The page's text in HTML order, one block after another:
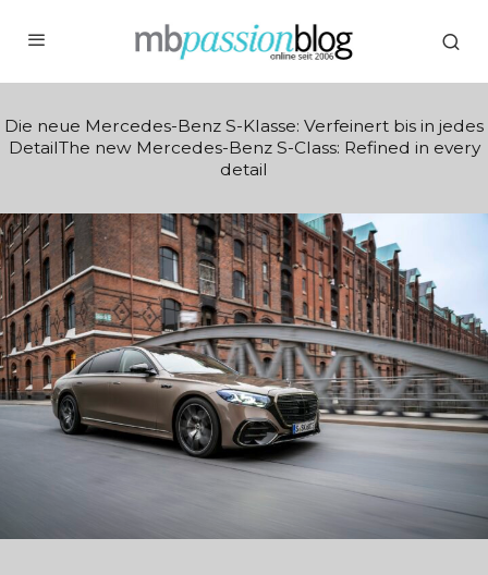
Die neue Mercedes-Benz S-Klasse: Verfeinert bis in jedes
DetailThe new Mercedes-Benz S-Class: Refined in every
detail